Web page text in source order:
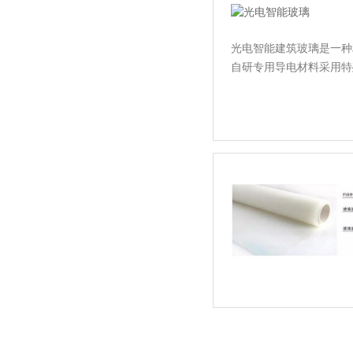
光电智能建筑玻璃是一种
自研专用导电材料采用特